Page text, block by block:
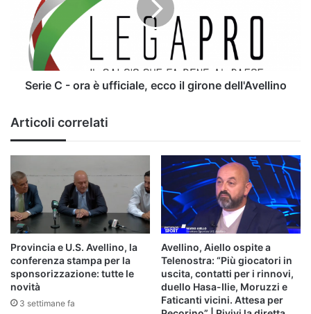
ufficiale,
ecco
girone
dell'Avellino
Serie C - ora è ufficiale, ecco il girone dell'Avellino
Articoli correlati
Provincia e U.S. Avellino, la
conferenza stampa per la
sponsorizzazione: tutte le
novità
3 settimane fa
Avellino, Aiello ospite a
Telenostra: “Più giocatori in
uscita, contatti per i rinnovi,
duello Hasa-Ilie, Moruzzi e
Faticanti vicini. Attesa per